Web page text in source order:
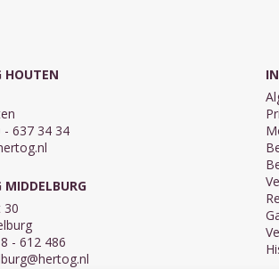
HOUTEN
- 637 34 34
MIDDELBURG
30
- 612 486